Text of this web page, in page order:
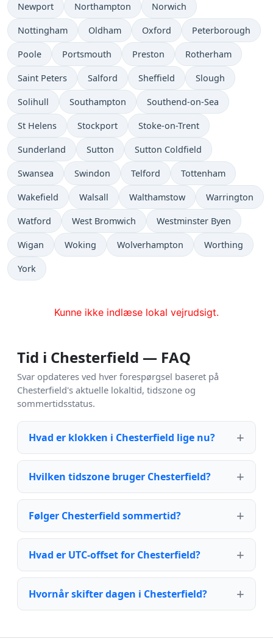
Newport Northampton Norwich
Nottingham Oldham Oxford Peterborough
Poole Portsmouth Preston Rotherham
Saint Peters Salford Sheffield Slough
Solihull Southampton Southend-on-Sea
St Helens Stockport Stoke-on-Trent
Sunderland Sutton Sutton Coldfield
Swansea Swindon Telford Tottenham
Wakefield Walsall Walthamstow Warrington
Watford West Bromwich Westminster Byen
Wigan Woking Wolverhampton Worthing
York
Kunne ikke indlæse lokal vejrudsigt.
Tid i Chesterfield — FAQ
Svar opdateres ved hver forespørgsel baseret på
Chesterfield's aktuelle lokaltid, tidszone og
sommertidsstatus.
Hvad er klokken i Chesterfield lige nu?
Hvilken tidszone bruger Chesterfield?
Følger Chesterfield sommertid?
Hvad er UTC-offset for Chesterfield?
Hvornår skifter dagen i Chesterfield?